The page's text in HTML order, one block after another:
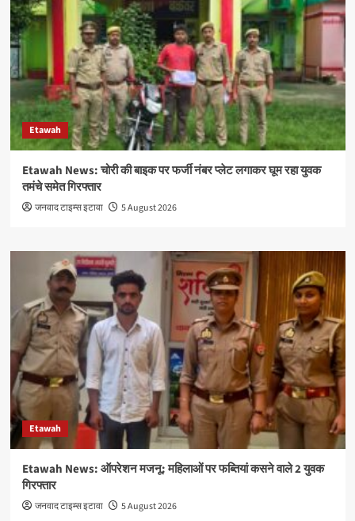
Etawah
Etawah News: चोरी की बाइक पर फर्जी नंबर प्लेट लगाकर घूम रहा युवक
तमंचे समेत गिरफ्तार
जनवाद टाइम्स इटावा 5 August 2026
Etawah
Etawah News: ऑपरेशन मजनू: महिलाओं पर फब्तियां कसने वाले 2 युवक
गिरफ्तार
जनवाद टाइम्स इटावा 5 August 2026